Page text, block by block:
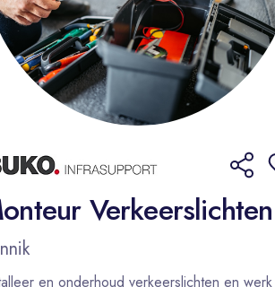
Verkeerslichten
en onderhoud verkeerslichten en werk